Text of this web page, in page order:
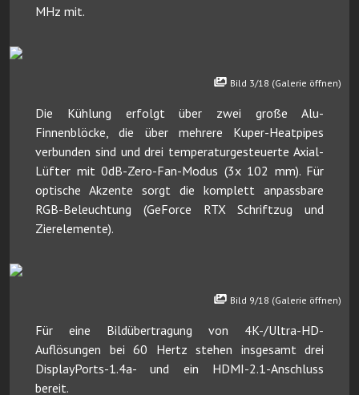
MHz mit.
Bild 3/18 (Galerie öffnen)
Die Kühlung erfolgt über zwei große Alu-
Finnenblöcke, die über mehrere Kuper-Heatpipes
verbunden sind und drei temperaturgesteuerte Axial-
Lüfter mit 0dB-Zero-Fan-Modus (3x 102 mm). Für
optische Akzente sorgt die komplett anpassbare
RGB-Beleuchtung (GeForce RTX Schriftzug und
Zierelemente).
Bild 9/18 (Galerie öffnen)
Für eine Bildübertragung von 4K-/Ultra-HD-
Auflösungen bei 60 Hertz stehen insgesamt drei
DisplayPorts-1.4a- und ein HDMI-2.1-Anschluss
bereit.